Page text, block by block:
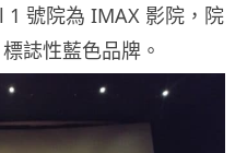
號院為 IMAX 影院，院
誌性藍色品牌。